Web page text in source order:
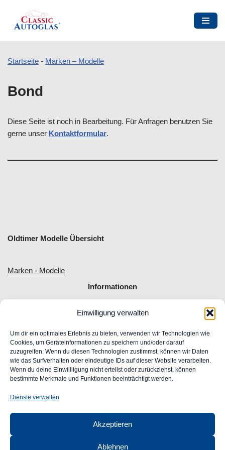
Einwilligung verwalten
Um dir ein optimales Erlebnis zu bieten, verwenden wir Technologien wie
Cookies, um Geräteinformationen zu speichern und/oder darauf
zuzugreifen. Wenn du diesen Technologien zustimmst, können wir Daten
wie das Surfverhalten oder eindeutige IDs auf dieser Website verarbeiten.
Wenn du deine Einwillligung nicht erteilst oder zurückziehst, können
bestimmte Merkmale und Funktionen beeinträchtigt werden.
Dienste verwalten
Akzeptieren
Ablehnen
Inhalt
Startseite - Marken – Modelle
Bond
Diese Seite ist noch in Bearbeitung. Für Anfragen benutzen Sie
gerne unser Kontaktformular.
Oldtimer Modelle Übersicht
Marken - Modelle
Informationen
Allgemeine Geschäftsbedingungen
Impressum
Widerrufsrecht
Datenschutz
FAQ
Unser Engagement für Barrierefreiheit im Web
Ansprechpartner
CLASSIC AUTOGLAS